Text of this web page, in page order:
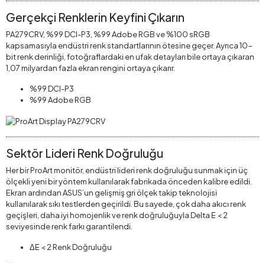
Gerçekçi Renklerin Keyfini Çıkarın
PA279CRV, %99 DCI-P3, %99 Adobe RGB ve %100 sRGB
kapsamasıyla endüstri renk standartlarının ötesine geçer. Ayrıca 10-
bit renk derinliği, fotoğraflardaki en ufak detayları bile ortaya çıkaran
1,07 milyardan fazla ekran rengini ortaya çıkarır.
%99 DCI-P3
%99 Adobe RGB
Sektör Lideri Renk Doğruluğu
Her bir ProArt monitör, endüstri lideri renk doğruluğu sunmak için üç
ölçekli yeni bir yöntem kullanılarak fabrikada önceden kalibre edildi.
Ekran ardından ASUS’un gelişmiş gri ölçek takip teknolojisi
kullanılarak sıkı testlerden geçirildi. Bu sayede, çok daha akıcı renk
geçişleri, daha iyi homojenlik ve renk doğruluğuyla Delta E < 2
seviyesinde renk farkı garantilendi.
ΔE < 2 Renk Doğruluğu